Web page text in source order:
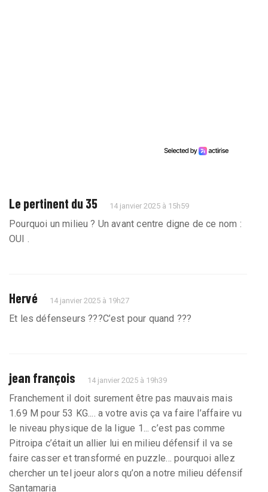
Le pertinent du 35 14 janvier 2025 à 15h59
Pourquoi un milieu ? Un avant centre digne de ce nom :
OUI .
Hervé 14 janvier 2025 à 19h27
Et les défenseurs ???C’est pour quand ???
jean françois 14 janvier 2025 à 19h39
Franchement il doit surement être pas mauvais mais
1.69 M pour 53 KG.... a votre avis ça va faire l’affaire vu
le niveau physique de la ligue 1... c’est pas comme
Pitroipa c’était un allier lui en milieu défensif il va se
faire casser et transformé en puzzle... pourquoi allez
chercher un tel joeur alors qu’on a notre milieu défensif
Santamaria